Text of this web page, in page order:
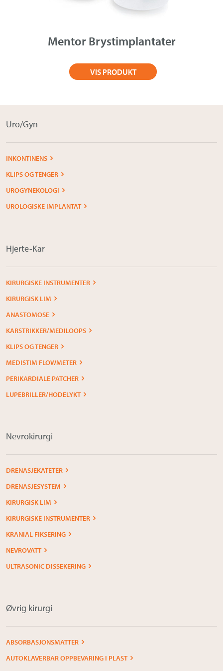
Mentor Brystimplantater
VIS PRODUKT
Uro/Gyn
INKONTINENS
KLIPS OG TENGER
UROGYNEKOLOGI
UROLOGISKE IMPLANTAT
Hjerte-Kar
KIRURGISKE INSTRUMENTER
KIRURGISK LIM
ANASTOMOSE
KARSTRIKKER/MEDILOOPS
KLIPS OG TENGER
MEDISTIM FLOWMETER
PERIKARDIALE PATCHER
LUPEBRILLER/HODELYKT
Nevrokirurgi
DRENASJEKATETER
DRENASJESYSTEM
KIRURGISK LIM
KIRURGISKE INSTRUMENTER
KRANIAL FIKSERING
NEVROVATT
ULTRASONIC DISSEKERING
Øvrig kirurgi
ABSORBASJONSMATTER
AUTOKLAVERBAR OPPBEVARING I PLAST